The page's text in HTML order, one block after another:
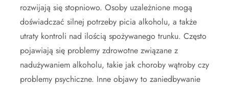
rozwijają się stopniowo. Osoby uzależnione mogą
doświadczać silnej potrzeby picia alkoholu, a także
utraty kontroli nad ilością spożywanego trunku. Często
pojawiają się problemy zdrowotne związane z
nadużywaniem alkoholu, takie jak choroby wątroby czy
problemy psychiczne. Inne objawy to zaniedbywanie